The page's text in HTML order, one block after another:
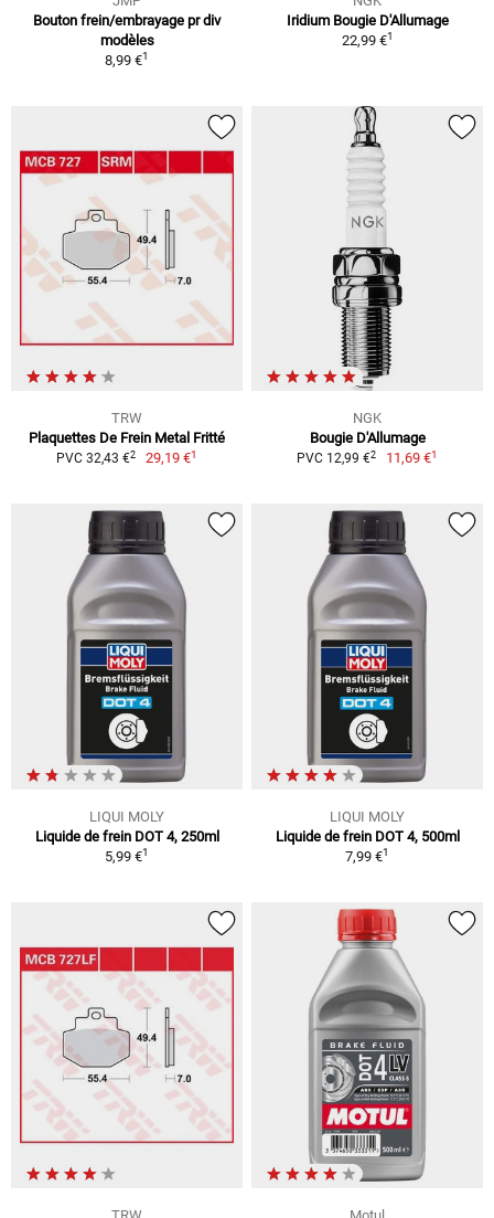
Bouton frein/embrayage pr div
modèles
8,99 €1
Iridium Bougie D'Allumage
22,99 €1
TRW
Plaquettes De Frein Metal Fritté
PVC 32,43 €2 29,19 €1
NGK
Bougie D'Allumage
PVC 12,99 €2 11,69 €1
LIQUI MOLY
Liquide de frein DOT 4, 250ml
5,99 €1
LIQUI MOLY
Liquide de frein DOT 4, 500ml
7,99 €1